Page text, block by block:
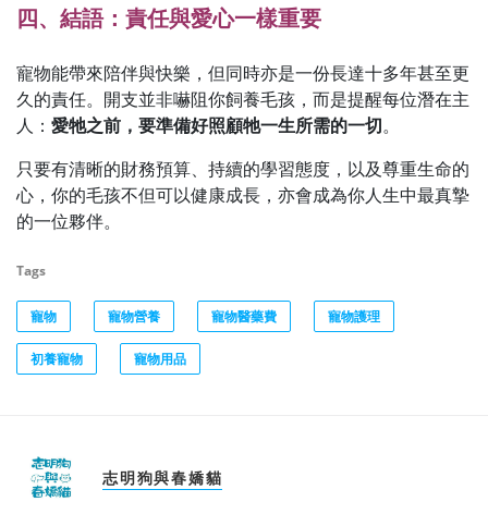
四、結語：責任與愛心一樣重要
寵物能帶來陪伴與快樂，但同時亦是一份長達十多年甚至更
久的責任。開支並非嚇阻你飼養毛孩，而是提醒每位潛在主
人： 愛牠之前，要準備好照顧牠一生所需的一切。
只要有清晰的財務預算、持續的學習態度，以及尊重生命的
心，你的毛孩不但可以健康成長，亦會成為你人生中最真摯
的一位夥伴。
Tags
寵物 寵物營養 寵物醫藥費 寵物護理
初養寵物 寵物用品
志明狗與春嬌貓